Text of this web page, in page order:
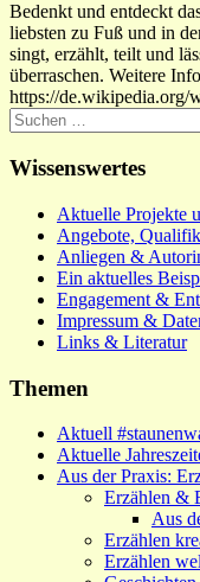
Bedenkt und entdeckt
liebsten zu Fuß und in
singt, erzählt, teilt und
überraschen. Weitere
https://de.wikipedia.org/
Suchen
nach:
Wissenswertes
Aktuelle Projekte
Angebote,
Anliegen &
Ein aktuelles
Engagement &
Impressum &
Links & Literatur
Themen
Aktuell
Aktuelle
Aus der Praxis:
Erzählen &
Aus
Erzählen
Erzählen